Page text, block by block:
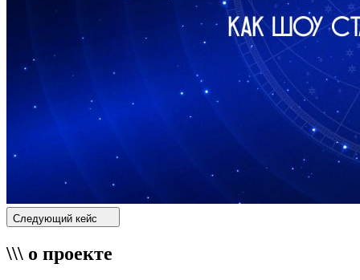
Следующий кейс
\\\ о проекте